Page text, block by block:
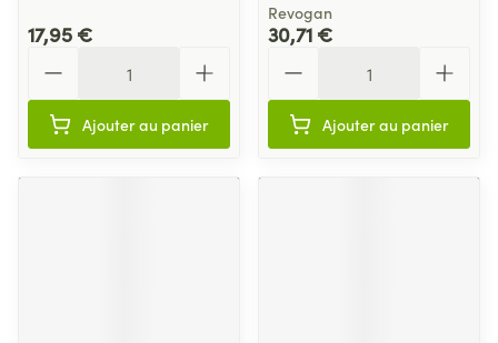
17,95 €
Ajouter au panier
Revogan
30,71 €
Ajouter au panier